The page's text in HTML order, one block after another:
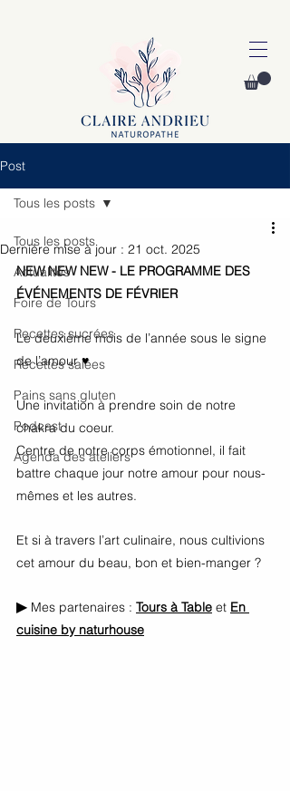
Post
Tous les posts
Actualités
Foire de Tours
Recettes sucrées
Recettes salées
Pains sans gluten
Podcast
Agenda des ateliers
Tous les posts
Dernière mise à jour : 21 oct. 2025
NEW NEW NEW - LE PROGRAMME DES
ÉVÉNEMENTS DE FÉVRIER
Le deuxième mois de l’année sous le signe
de l’amour ♥
Une invitation à prendre soin de notre
chakra du coeur.
Centre de notre corps émotionnel, il fait
battre chaque jour notre amour pour nous-
mêmes et les autres.
Et si à travers l’art culinaire, nous cultivions
cet amour du beau, bon et bien-manger ?
▶ Mes partenaires : Tours à Table et En
cuisine by naturhouse